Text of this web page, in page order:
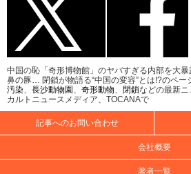
中国の恥「奇形博物館」のヤバすぎる内部を大
鼻の豚… 閉鎖が物語る“中国の変容”とは!?のペー
汚染、 長沙動物園 、 奇形動物、 閉鎖などの最新
カルトニュースメディア、TOCANAで
記事へのお問い合わせ
会社概要
著者一覧